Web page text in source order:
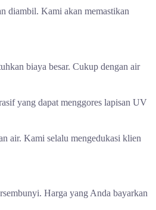
diambil. Kami akan memastikan
biaya besar. Cukup dengan air
yang dapat menggores lapisan UV
air. Kami selalu mengedukasi klien
Harga yang Anda bayarkan